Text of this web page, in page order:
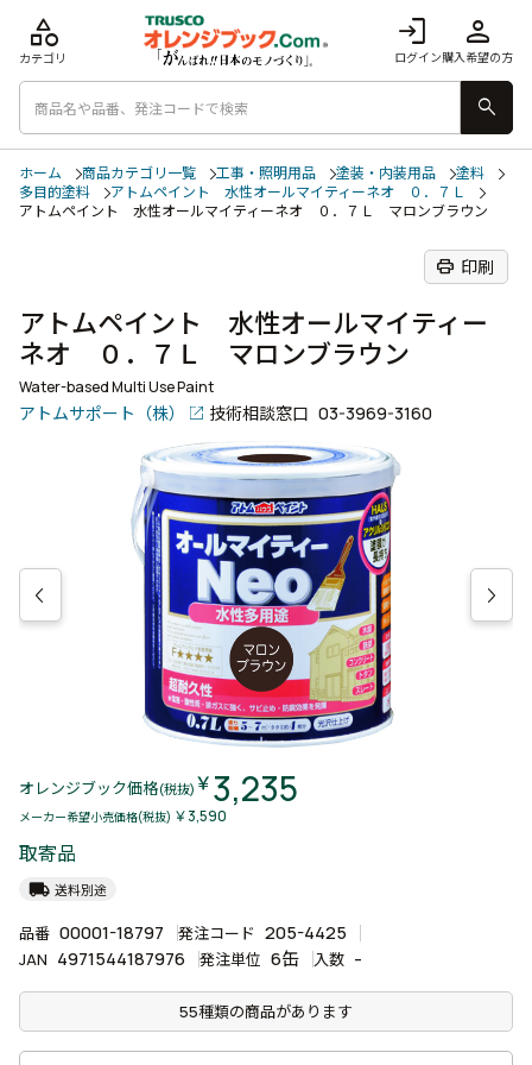
login
ログイン
person
購入希望の方
category
カテゴリ
search
ホーム 商品カテゴリ一覧 工事・照明用品 塗装・内装用品
塗料
多目的塗料
アトムペイント 水性オールマイティーネオ ０．７Ｌ
アトムペイント 水性オールマイティーネオ ０．７Ｌ マロンブラウン
print 印刷
アトムペイント 水性オールマイティー
ネオ ０．７Ｌ マロンブラウン
Water-based Multi Use Paint
アトムサポート（株） 技術相談窓口 03-3969-3160
オレンジブック価格(税抜) ￥3,235
メーカー希望小売価格(税抜) ￥3,590
取寄品
local_shipping 送料別途
品番 00001-18797 発注コード 205-4425
JAN 4971544187976 発注単位 6缶 入数 -
55種類の商品があります